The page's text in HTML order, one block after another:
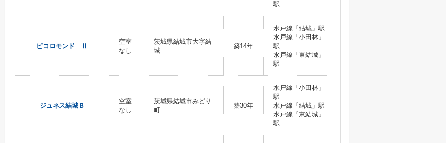
駅
ピコロモンド Ⅱ
空室
なし
茨城県結城市大字結
城
築14年
水戸線「結城」駅
水戸線「小田林」
駅
水戸線「東結城」
駅
ジュネス結城Ｂ
空室
なし
茨城県結城市みどり
町
築30年
水戸線「小田林」
駅
水戸線「結城」駅
水戸線「東結城」
駅